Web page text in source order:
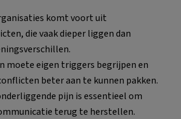
komt voort uit
die vaak dieper liggen dan
moete eigen triggers begrijpen en
beter aan te kunnen pakken.
pijn is essentieel om
terug te herstellen.